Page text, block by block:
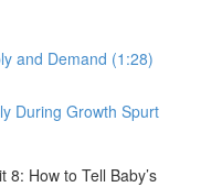
and Demand (1:28)
During Growth Spurt
8: How to Tell Baby’s